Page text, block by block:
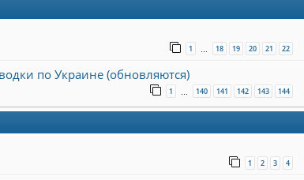
1 … 18 19 20 21 22
по Украине (обновляются)
1 … 140 141 142 143 144
1 2 3 4